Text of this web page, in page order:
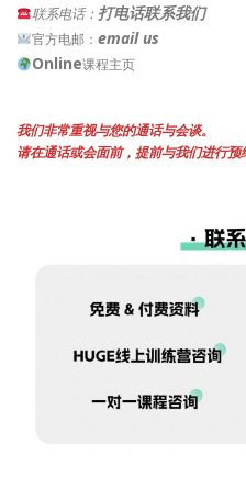
联系电话： 打电话联系我们
官方电邮： email us
Online课程主页
我们非常重视与您的通话与会谈。
请在通话或会面前，提前与我们进行预